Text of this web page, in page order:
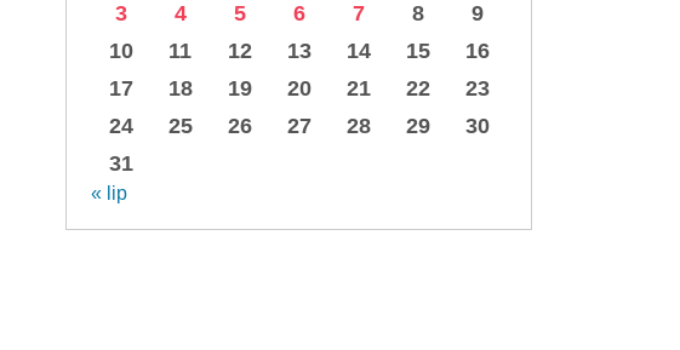
3
4 5 6 7 8
9
10
11 12 13 14 15
16
17
18 19 20 21 22
23
24
25 26 27 28 29
30
31
« lip